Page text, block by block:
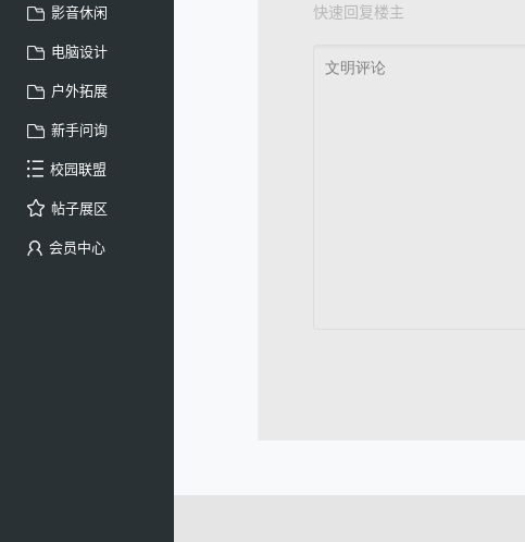
影音休闲
电脑设计
户外拓展
新手问询
校园联盟
帖子展区
会员中心
快速回复楼主